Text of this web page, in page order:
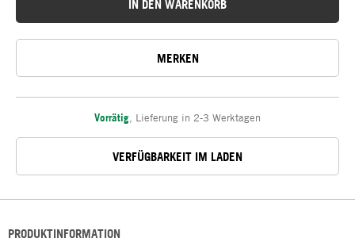
IN DEN WARENKORB
MERKEN
Vorrätig Lieferung in 2-3 Werktagen
VERFÜGBARKEIT IM LADEN
PRODUKTINFORMATION